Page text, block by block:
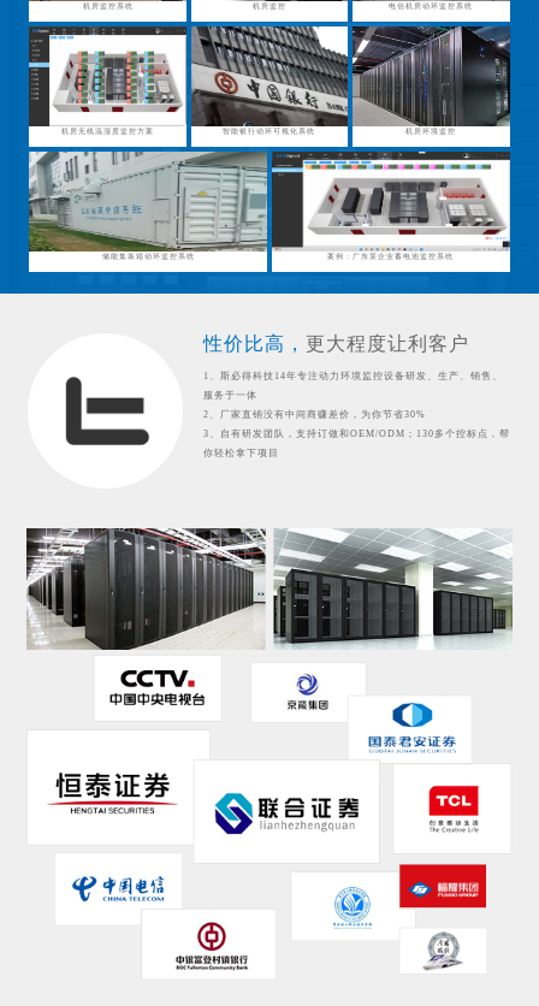
机房监控系统 机房监控 电信机房动环监控系统
机房无线温湿度监控方案 智能银行动环可视化系统 机房环境监控
储能集装箱动环监控系统 案例：广东某企业蓄电池监控系统
性价比高， 更大程度让利客户
1、斯必得科技14年专注动力环境监控设备研发、生产、销售、
服务于一体
2、厂家直销没有中间商赚差价，为你节省30%
3、自有研发团队，支持订做和OEM/ODM；130多个控标点，帮
你轻松拿下项目